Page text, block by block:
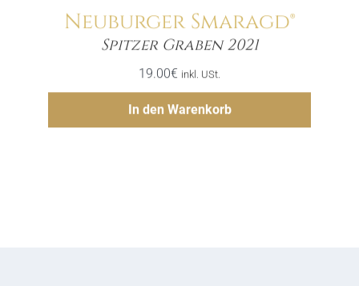
Neuburger Smaragd®
Spitzer Graben 2021
19.00€ inkl. USt.
In den Warenkorb
Menge
Hinzufügen